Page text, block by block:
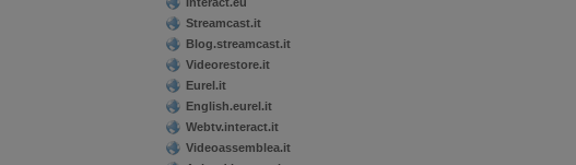
Streamcast.it
Blog.streamcast.it
Videorestore.it
Eurel.it
English.eurel.it
Webtv.interact.it
Videoassemblea.it